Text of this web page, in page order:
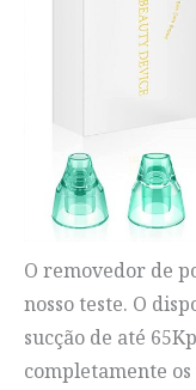
O removedor de
nosso teste. O
sucção de até
completamente